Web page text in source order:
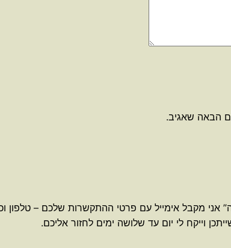
הבאה שאגיב.
אני מקבל אימייל עם פרטי ההתקשרות שלכם – טלפון
וייקח לי יום עד שלושה ימים לחזור אליכם.